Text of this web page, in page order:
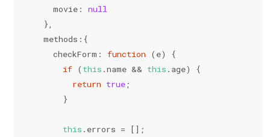
    movie:
null
  },
  methods:{
    checkForm:
function ( e)
{
if ( this .name && this .age) {
return true;
      }
this .errors = [];